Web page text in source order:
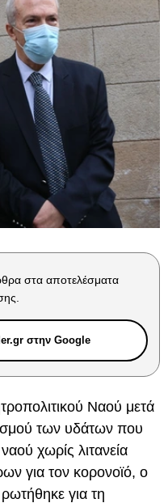
στα αποτελέσματα
στην Google
Ναού μετά
των υδάτων που
χωρίς λιτανεία
για τον κορονοϊό, ο
ρωτήθηκε για τη